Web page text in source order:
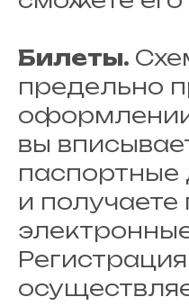
Билеты.
предельно
вы
паспортные
и получаете